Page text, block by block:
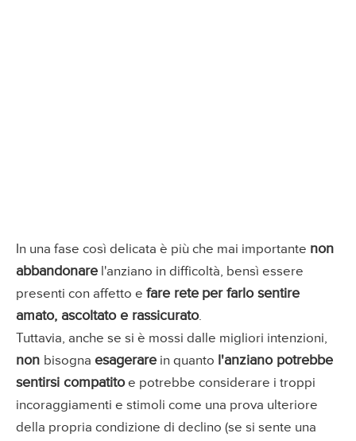
In una fase così delicata è più che mai importante non
abbandonare l'anziano in difficoltà, bensì essere
presenti con affetto e fare rete per farlo sentire
amato, ascoltato e rassicurato.
Tuttavia, anche se si è mossi dalle migliori intenzioni,
non bisogna esagerare in quanto l'anziano potrebbe
sentirsi compatitoe potrebbe considerare i troppi
incoraggiamenti e stimoli come una prova ulteriore
della propria condizione di declino (se si sente una